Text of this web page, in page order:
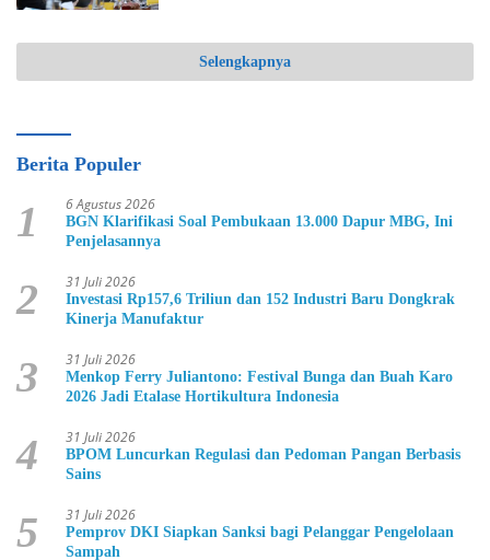
Selengkapnya
Berita Populer
1 6 Agustus 2026
BGN Klarifikasi Soal Pembukaan 13.000 Dapur MBG, Ini
Penjelasannya
2 31 Juli 2026
Investasi Rp157,6 Triliun dan 152 Industri Baru Dongkrak
Kinerja Manufaktur
3 31 Juli 2026
Menkop Ferry Juliantono: Festival Bunga dan Buah Karo
2026 Jadi Etalase Hortikultura Indonesia
4 31 Juli 2026
BPOM Luncurkan Regulasi dan Pedoman Pangan Berbasis
Sains
5 31 Juli 2026
Pemprov DKI Siapkan Sanksi bagi Pelanggar Pengelolaan
Sampah